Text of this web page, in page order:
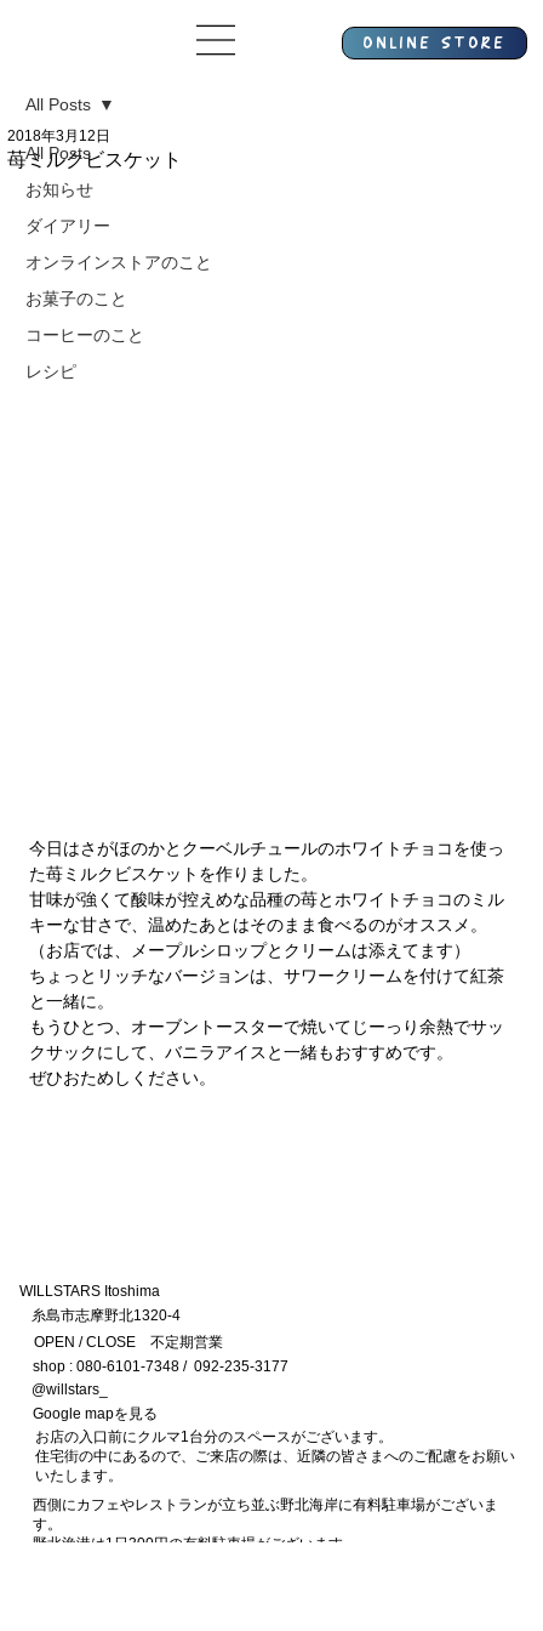
All Posts
お知らせ
ダイアリー
オンラインストアのこと
お菓子のこと
コーヒーのこと
レシピ
All Posts
苺ミルクビスケット
2018年3月12日
今日はさがほのかとクーベルチュールのホワイトチョコを使っ
た苺ミルクビスケットを作りました。
甘味が強くて酸味が控えめな品種の苺とホワイトチョコのミル
キーな甘さで、温めたあとはそのまま食べるのがオススメ。
（お店では、メープルシロップとクリームは添えてます）
ちょっとリッチなバージョンは、サワークリームを付けて紅茶
と一緒に。
もうひとつ、オーブントースターで焼いてじーっり余熱でサッ
クサックにして、バニラアイスと一緒もおすすめです。
ぜひおためしください。
WILLSTARS Itoshima​​
糸島市志摩野北1320-4
OPEN / CLOSE 不定期営業
shop : 080-6101-7348 / 092-235-3177
@willstars_
Google mapを見る
お店の入口前にクルマ1台分のスペースがございます。
住宅街の中にあるので、ご来店の際は、近隣の皆さまへのご配慮をお願い
いたします。
西側にカフェやレストランが立ち並ぶ野北海岸に有料駐車場がございま
す。
野北漁港は1日300円の有料駐車場がございます。